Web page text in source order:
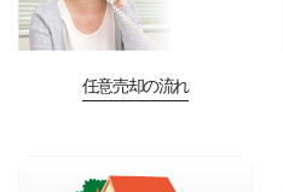
任意売却の流れ